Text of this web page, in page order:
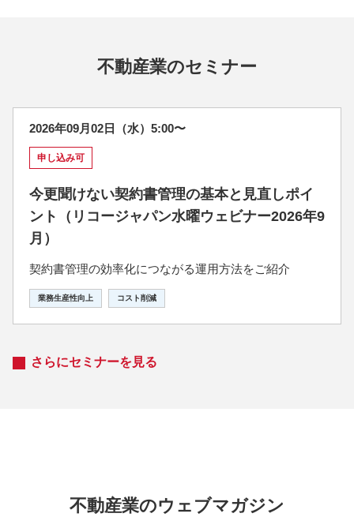
不動産業のセミナー
2026年09月02日（水）5:00〜
申し込み可
今更聞けない契約書管理の基本と見直しポイ
ント（リコージャパン水曜ウェビナー2026年9
月）
契約書管理の効率化につながる運用方法をご紹介
業務生産性向上 コスト削減
さらにセミナーを見る
不動産業のウェブマガジン